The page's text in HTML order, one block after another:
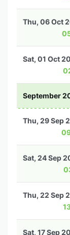
Thu, 06 Oct
Sat, 01 Oct
September
Thu, 29 Sep
Sat, 24 Sep
Thu, 22 Sep
Sat, 17 Sep